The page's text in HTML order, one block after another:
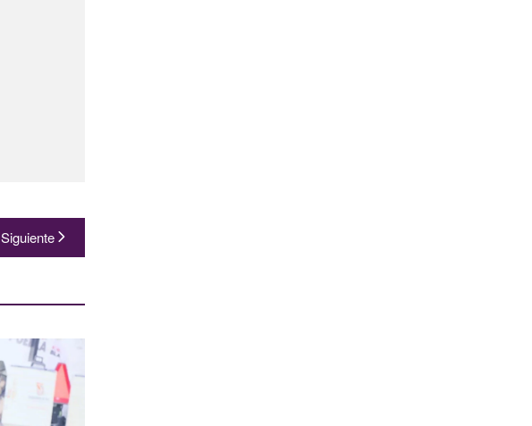
Siguiente